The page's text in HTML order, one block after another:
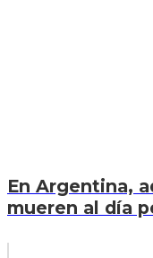
En Argentina,
mueren al día